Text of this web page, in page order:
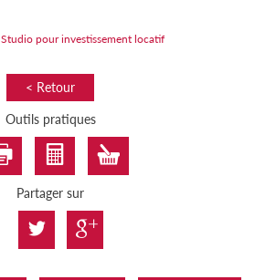
Studio pour investissement locatif
< Retour
Outils pratiques
Partager sur